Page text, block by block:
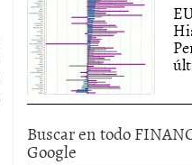
Buscar en todo
Google